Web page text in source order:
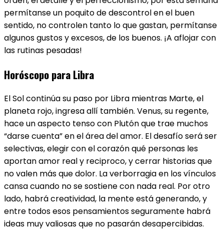
permítanse un poquito de descontrol en el buen
sentido, no controlen tanto lo que gastan, permítanse
algunos gustos y excesos, de los buenos. ¡A aflojar con
las rutinas pesadas!
Horóscopo para Libra
El Sol continúa su paso por Libra mientras Marte, el
planeta rojo, ingresa allí también. Venus, su regente,
hace un aspecto tenso con Plutón que trae muchos
“darse cuenta” en el área del amor. El desafío será ser
selectivas, elegir con el corazón qué personas les
aportan amor real y reciproco, y cerrar historias que
no valen más que dolor. La verborragia en los vínculos
cansa cuando no se sostiene con nada real. Por otro
lado, habrá creatividad, la mente está generando, y
entre todos esos pensamientos seguramente habrá
ideas muy valiosas que no pasarán desapercibidas.